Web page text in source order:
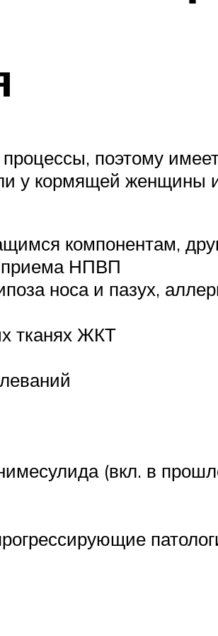
поэтому
у кормящей женщины
компонентам,
приема НПВП
носа и пазух,
тканях ЖКТ
(вкл. в